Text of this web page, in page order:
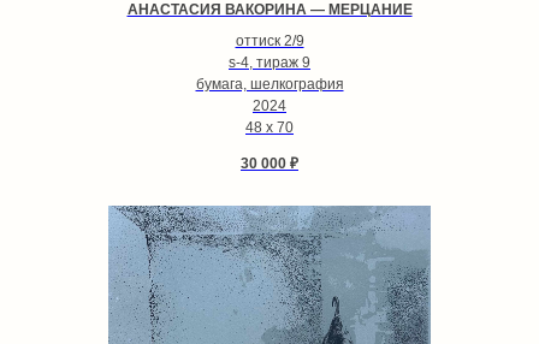
АНАСТАСИЯ ВАКОРИНА — МЕРЦАНИЕ
оттиск 2/9
s-4, тираж 9
бумага, шелкография
2024
48 х 70
30 000 ₽